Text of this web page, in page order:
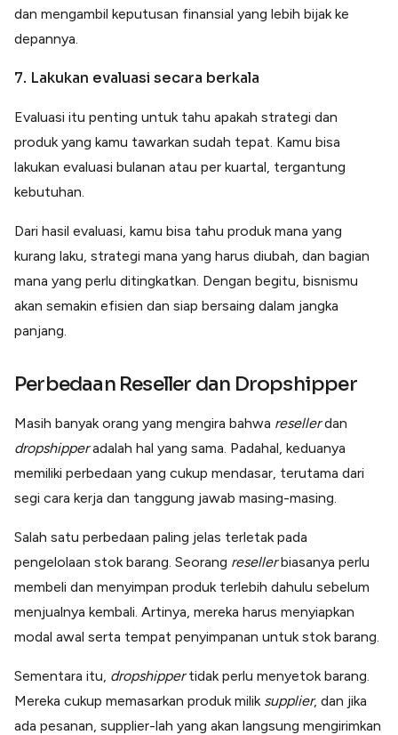
dan mengambil keputusan finansial yang lebih bijak ke
depannya.
7. Lakukan evaluasi secara berkala
Evaluasi itu penting untuk tahu apakah strategi dan
produk yang kamu tawarkan sudah tepat. Kamu bisa
lakukan evaluasi bulanan atau per kuartal, tergantung
kebutuhan.
Dari hasil evaluasi, kamu bisa tahu produk mana yang
kurang laku, strategi mana yang harus diubah, dan bagian
mana yang perlu ditingkatkan. Dengan begitu, bisnismu
akan semakin efisien dan siap bersaing dalam jangka
panjang.
Perbedaan Reseller dan Dropshipper
Masih banyak orang yang mengira bahwa resellerdan
dropshipperadalah hal yang sama. Padahal, keduanya
memiliki perbedaan yang cukup mendasar, terutama dari
segi cara kerja dan tanggung jawab masing-masing.
Salah satu perbedaan paling jelas terletak pada
pengelolaan stok barang. Seorang resellerbiasanya perlu
membeli dan menyimpan produk terlebih dahulu sebelum
menjualnya kembali. Artinya, mereka harus menyiapkan
modal awal serta tempat penyimpanan untuk stok barang.
Sementara itu, dropshippertidak perlu menyetok barang.
Mereka cukup memasarkan produk milik supplier, dan jika
ada pesanan, supplier-lah yang akan langsung mengirimkan